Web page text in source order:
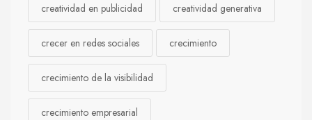
creatividad en publicidad creatividad generativa
crecer en redes sociales crecimiento
crecimiento de la visibilidad
crecimiento empresarial